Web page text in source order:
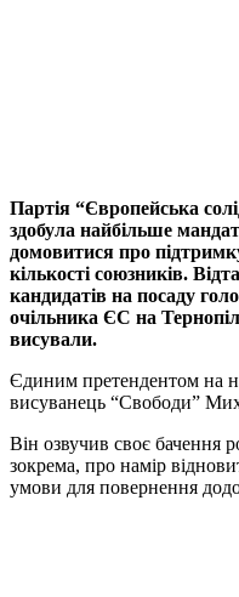
Партія “Європейська
здобула найбільше
домовитися про
кількості союзників.
кандидатів на посаду
очільника ЄС на
висували.
Єдиним претендентом на
висуванець “Свободи”
Він озвучив своє бачення
зокрема, про намір
умови для повернення